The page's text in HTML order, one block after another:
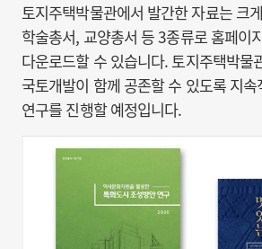
토지주택박물관에서 발간한 자료는 크
학술총서, 교양총서 등 3종류로 홈페이
다운로드할 수 있습니다. 토지주택박물
국토개발이 함께 공존할 수 있도록 지
연구를 진행할 예정입니다.